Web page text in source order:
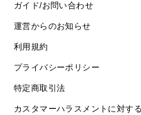
ガイド/お問い合わせ
運営からのお知らせ
利用規約
プライバシーポリシー
特定商取引法
カスタマーハラスメントに対する